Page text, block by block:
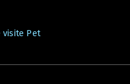
visite Pet